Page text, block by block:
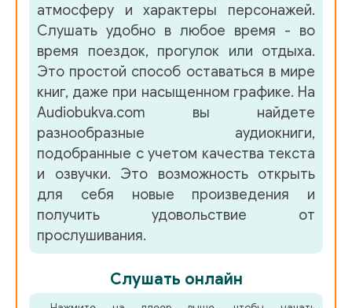
атмосферу и характеры персонажей.
Слушать удобно в любое время - во
время поездок, прогулок или отдыха.
Это простой способ оставаться в мире
книг, даже при насыщенном графике. На
Audiobukva.com вы найдете
разнообразные аудиокниги,
подобранные с учетом качества текста
и озвучки. Это возможность открыть
для себя новые произведения и
получить удовольствие от
прослушивания.
Слушать онлайн